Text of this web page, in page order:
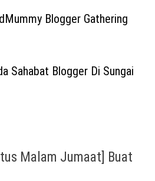
Blogger Gathering
Sahabat Blogger Di Sungai
Malam Jumaat] Buat